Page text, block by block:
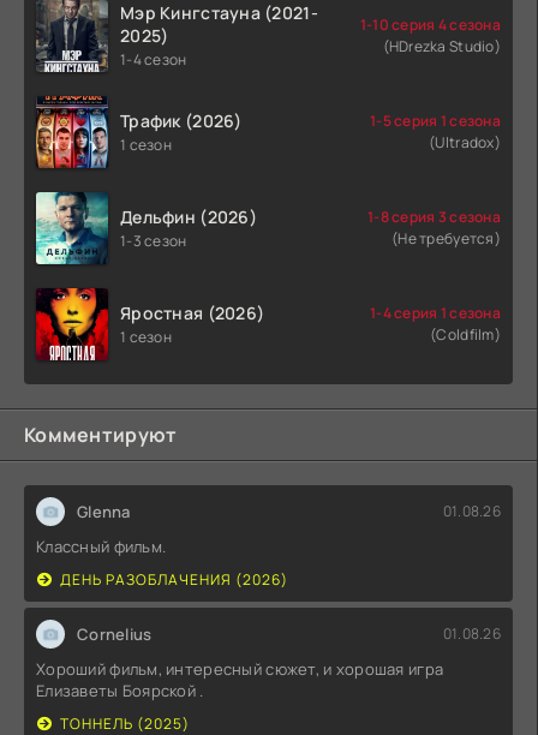
Мэр Кингстауна (2021-
2025)
1-4 сезон
1-10 серия 4 сезона
(HDrezka Studio)
Трафик (2026)
1 сезон
1-5 серия 1 сезона
(Ultradox)
Дельфин (2026)
1-3 сезон
1-8 серия 3 сезона
(Не требуется)
Яростная (2026)
1 сезон
1-4 серия 1 сезона
(Coldfilm)
Комментируют
Glenna 01.08.26
Классный фильм.
ДЕНЬ РАЗОБЛАЧЕНИЯ (2026)
Cornelius 01.08.26
Хороший фильм, интересный сюжет, и хорошая игра
Елизаветы Боярской .
ТОННЕЛЬ (2025)